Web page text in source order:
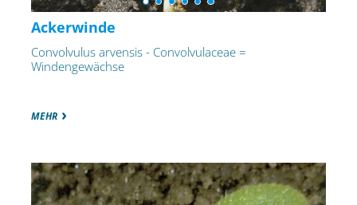
Ackerwinde
Convolvulus arvensis - Convolvulaceae =
Windengewächse
MEHR